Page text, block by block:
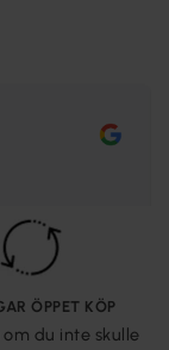
ÖPPET KÖP
du inte skulle